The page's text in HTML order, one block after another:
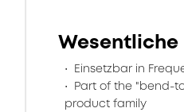
Einsetzbar in
Part of the "bend-
product family